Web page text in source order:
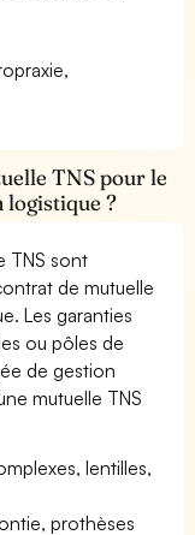
TNS pour le
logistique ?
TNS sont
de mutuelle
Les garanties
ou pôles de
de gestion
mutuelle TNS
lentilles,
prothèses